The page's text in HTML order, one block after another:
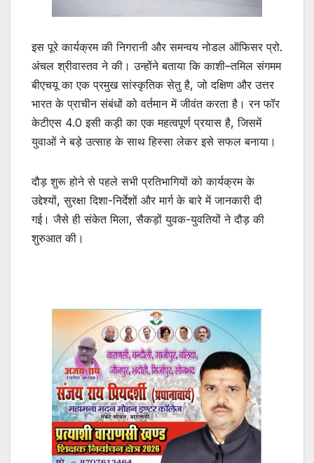
इस पूरे कार्यक्रम की निगरानी और समन्वय नोडल ऑफिसर प्रो.
अंचल श्रीवास्तव ने की। उन्होंने बताया कि काशी–तमिल संगमम
बीएचयू का एक प्रमुख सांस्कृतिक सेतु है, जो दक्षिण और उत्तर
भारत के प्राचीन संबंधों को वर्तमान में जीवंत करता है। रन फॉर
केटीएस 4.0 इसी कड़ी का एक महत्वपूर्ण प्रयास है, जिसमें
युवाओं ने बड़े उत्साह के साथ हिस्सा लेकर इसे सफल बनाया।
दौड़ शुरू होने से पहले सभी प्रतिभागियों को कार्यक्रम के
उद्देश्यों, सुरक्षा दिशा-निर्देशों और मार्ग के बारे में जानकारी दी
गई। जैसे ही संकेत मिला, सैकड़ों युवक-युवतियों ने दौड़ की
शुरुआत की।